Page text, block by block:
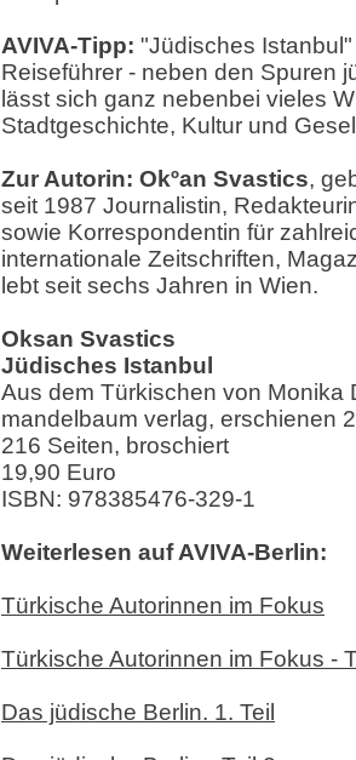
AVIVA-Tipp: "Jüdisches
Reiseführer - neben den Spuren
lässt sich ganz nebenbei vieles
Stadtgeschichte, Kultur und
Zur Autorin: Okºan Svastics,
seit 1987 Journalistin,
sowie Korrespondentin für
internationale Zeitschriften,
lebt seit sechs Jahren in Wien.
Oksan Svastics
Jüdisches Istanbul
Aus dem Türkischen von Monika
mandelbaum verlag, erschienen
216 Seiten, broschiert
19,90 Euro
ISBN: 978385476-329-1
Weiterlesen auf AVIVA-Berlin:
Türkische Autorinnen im Fokus
Türkische Autorinnen im Fokus -
Das jüdische Berlin. 1. Teil